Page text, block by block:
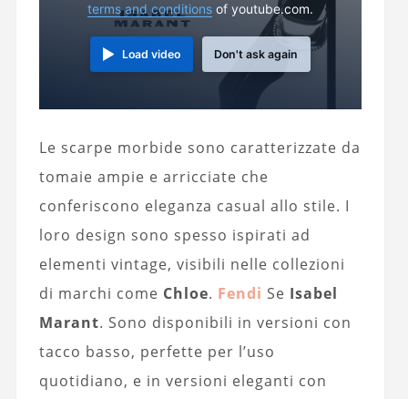
terms and conditions of youtube.com.
Load video Don't ask again
Le scarpe morbide sono caratterizzate da
tomaie ampie e arricciate che
conferiscono eleganza casual allo stile. I
loro design sono spesso ispirati ad
elementi vintage, visibili nelle collezioni
di marchi come Chloe. Fendi Se Isabel
Marant. Sono disponibili in versioni con
tacco basso, perfette per l’uso
quotidiano, e in versioni eleganti con